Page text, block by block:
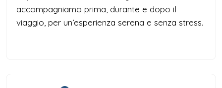
accompagniamo prima, durante e dopo il
viaggio, per un’esperienza serena e senza stress.